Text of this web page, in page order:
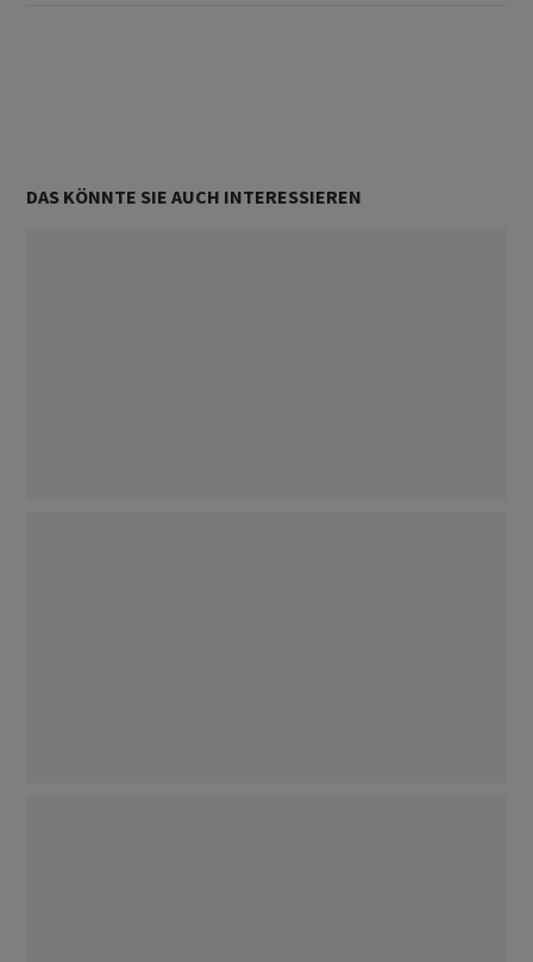
DAS KÖNNTE SIE AUCH INTERESSIEREN